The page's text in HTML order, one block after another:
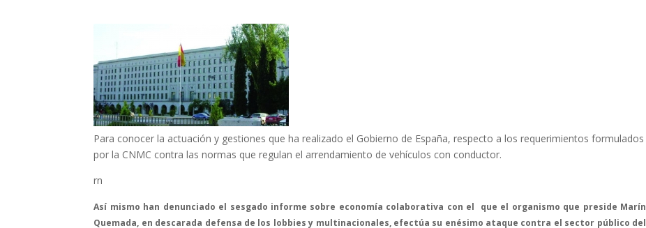
Para conocer la actuación y gestiones que ha realizado el Gobierno de España, respecto a los requerimientos formulados
por la CNMC contra las normas que regulan el arrendamiento de vehículos con conductor.
rn
Así mismo han denunciado el sesgado informe sobre economía colaborativa con el que el organismo que preside Marín
Quemada, en descarada defensa de los lobbies y multinacionales, efectúa su enésimo ataque contra el sector público del